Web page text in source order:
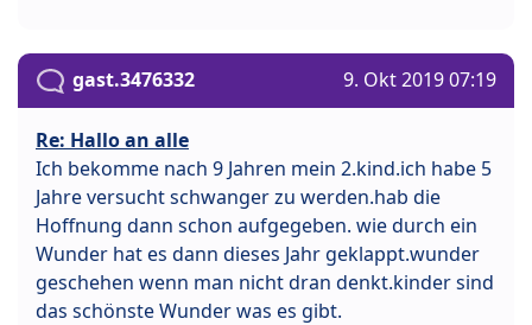
gast.3476332 9. Okt 2019 07:19
Re: Hallo an alle
Ich bekomme nach 9 Jahren mein 2.kind.ich habe 5
Jahre versucht schwanger zu werden.hab die
Hoffnung dann schon aufgegeben. wie durch ein
Wunder hat es dann dieses Jahr geklappt.wunder
geschehen wenn man nicht dran denkt.kinder sind
das schönste Wunder was es gibt.